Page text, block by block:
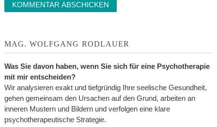
MAG. WOLFGANG RODLAUER
Was Sie davon haben, wenn Sie sich für eine Psychotherapie
mit mir entscheiden?
Wir analysieren exakt und tiefgründig Ihre seelische Gesundheit,
gehen gemeinsam den Ursachen auf den Grund, arbeiten an
inneren Mustern und Bildern und verfolgen eine klare
psychotherapeutische Strategie.